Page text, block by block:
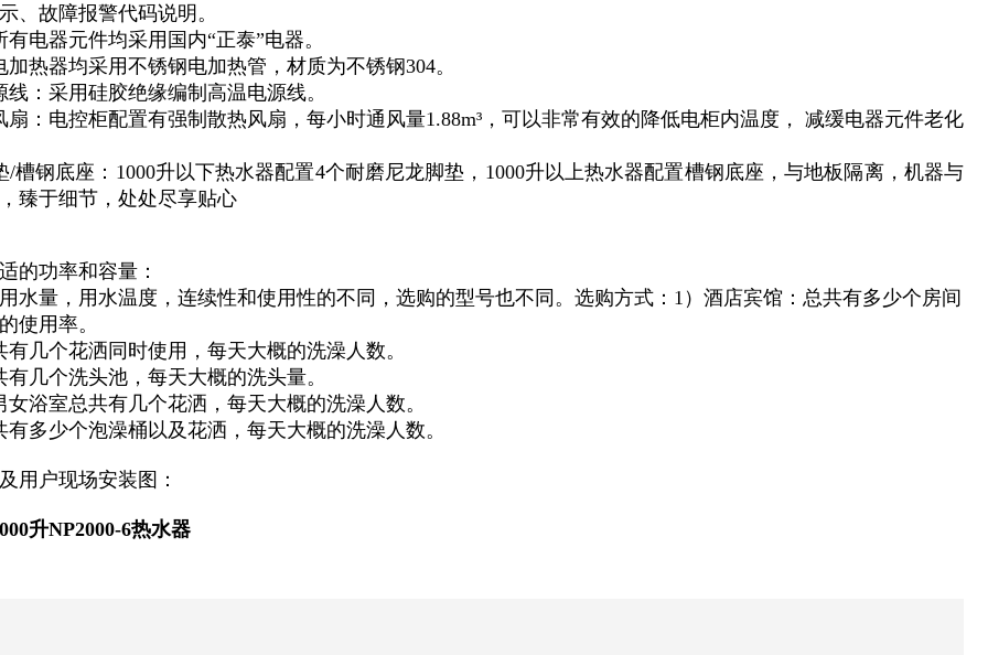
、故障报警代码说明。
电器元件均采用国内“正泰”电器。
热器均采用不锈钢电加热管，材质为不锈钢304。
：采用硅胶绝缘编制高温电源线。
扇：电控柜配置有强制散热风扇，每小时通风量1.88m³，可以非常有效的降低电柜内温度， 减缓电器元件老化
/槽钢底座：1000升以下热水器配置4个耐磨尼龙脚垫，1000升以上热水器配置槽钢底座，与地板隔离，机器与
臻于细节，处处尽享贴心
的功率和容量：
水量，用水温度，连续性和使用性的不同，选购的型号也不同。选购方式：1）酒店宾馆：总共有多少个房间
使用率。
几个花洒同时使用，每天大概的洗澡人数。
几个洗头池，每天大概的洗头量。
浴室总共有几个花洒，每天大概的洗澡人数。
多少个泡澡桶以及花洒，每天大概的洗澡人数。
用户现场安装图：
升NP2000-6热水器